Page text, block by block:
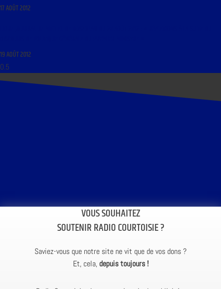
17 AOÛT 2012
19 AOÛT 2012
VOUS SOUHAITEZ
SOUTENIR RADIO COURTOISIE ?
Saviez-vous que notre site ne vit que de vos dons ?
Et, cela, depuis toujours !